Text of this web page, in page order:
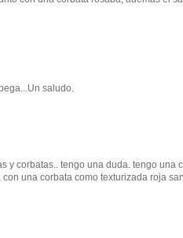
saludo.
y corbatas.. tengo una duda. tengo una
una corbata como texturizada roja